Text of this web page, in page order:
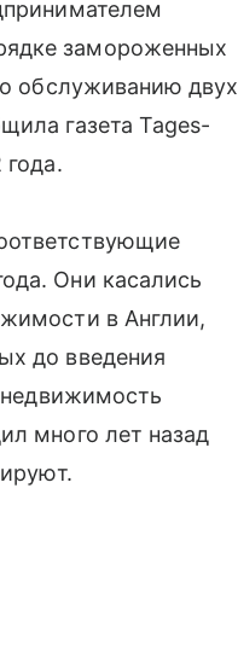
замороженных
обслуживанию двух
газета Tages-
Они касались
в Англии,
до введения
недвижимость
много лет назад